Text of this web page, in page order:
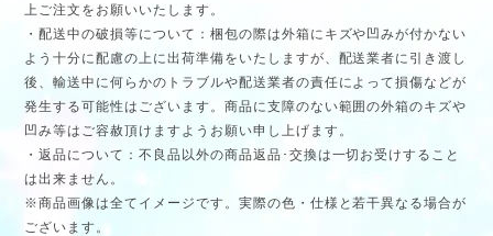
上ご注文をお願いいたします。
・配送中の破損等について：梱包の際は外箱にキズや凹みが付かない
よう十分に配慮の上に出荷準備をいたしますが、配送業者に引き渡し
後、輸送中に何らかのトラブルや配送業者の責任によって損傷などが
発生する可能性はございます。商品に支障のない範囲の外箱のキズや
凹み等はご容赦頂けますようお願い申し上げます。
・返品について：不良品以外の商品返品･交換は一切お受けすること
は出来ません。
※商品画像は全てイメージです。実際の色・仕様と若干異なる場合が
ございます。